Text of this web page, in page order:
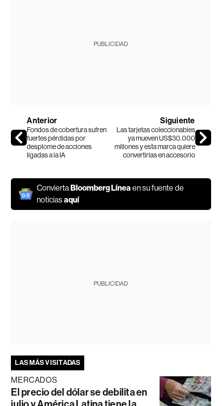
PUBLICIDAD
Anterior
Fondos de cobertura sufren
fuertes pérdidas por
desplome de acciones
ligadas a la IA
Siguiente
Las tarjetas coleccionables
ya mueven US$30.000
millones y esta marca quiere
convertirlas en accesorio
ConviertaBloomberg Línea en su fuente de
noticiasaquí
PUBLICIDAD
LAS MÁS VISITADAS
MERCADOS
El precio del dólar se debilita en